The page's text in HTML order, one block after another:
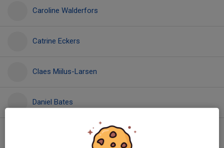
Caroline Walderfors
Catrine Eckers
Claes Miilus-Larsen
Daniel Bates
Daniel Bäckström